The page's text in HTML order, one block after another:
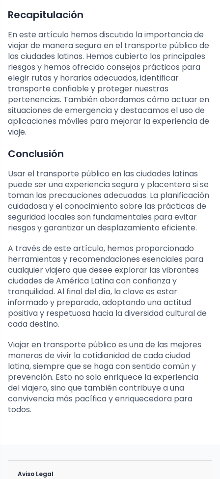
Recapitulación
En este artículo hemos discutido la importancia de
viajar de manera segura en el transporte público de
las ciudades latinas. Hemos cubierto los principales
riesgos y hemos ofrecido consejos prácticos para
elegir rutas y horarios adecuados, identificar
transporte confiable y proteger nuestras
pertenencias. También abordamos cómo actuar en
situaciones de emergencia y destacamos el uso de
aplicaciones móviles para mejorar la experiencia de
viaje.
Conclusión
Usar el transporte público en las ciudades latinas
puede ser una experiencia segura y placentera si se
toman las precauciones adecuadas. La planificación
cuidadosa y el conocimiento sobre las prácticas de
seguridad locales son fundamentales para evitar
riesgos y garantizar un desplazamiento eficiente.
A través de este artículo, hemos proporcionado
herramientas y recomendaciones esenciales para
cualquier viajero que desee explorar las vibrantes
ciudades de América Latina con confianza y
tranquilidad. Al final del día, la clave es estar
informado y preparado, adoptando una actitud
positiva y respetuosa hacia la diversidad cultural de
cada destino.
Viajar en transporte público es una de las mejores
maneras de vivir la cotidianidad de cada ciudad
latina, siempre que se haga con sentido común y
prevención. Esto no solo enriquece la experiencia
del viajero, sino que también contribuye a una
convivencia más pacífica y enriquecedora para
todos.
Aviso Legal